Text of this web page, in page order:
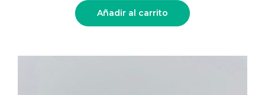
Añadir al carrito